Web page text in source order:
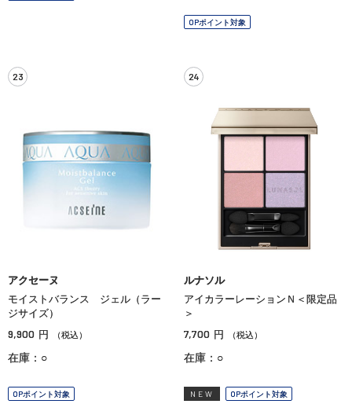
OPポイント対象
23
アクセーヌ
モイストバランス ジェル（ラー
ジサイズ）
9,900 円 （税込）
在庫：○
OPポイント対象
24
ルナソル
アイカラーレーションＮ＜限定品
＞
7,700 円 （税込）
在庫：○
NEW OPポイント対象